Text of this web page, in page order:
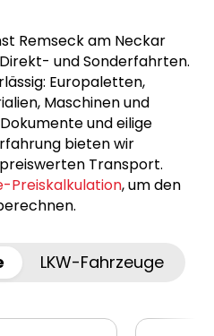
Remseck am Neckar
und Sonderfahrten.
Europaletten,
Maschinen und
und eilige
bieten wir
Transport.
Preiskalkulation, um den
LKW-Fahrzeuge